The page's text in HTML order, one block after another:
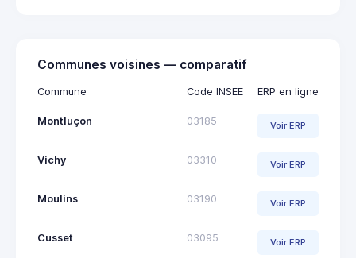
Communes voisines — comparatif
Commune Code INSEE ERP en ligne
Montluçon 03185 Voir ERP
Vichy 03310 Voir ERP
Moulins 03190 Voir ERP
Cusset 03095 Voir ERP